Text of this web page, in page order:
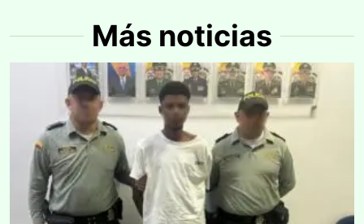
Más noticias